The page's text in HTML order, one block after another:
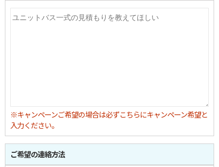
※キャンペーンご希望の場合は必ずこちらにキャンペーン希望と
入力ください。
ご希望の連絡方法